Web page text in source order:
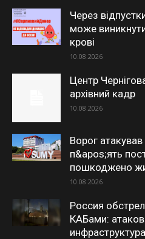
Через
може
крові
10.08.2026
Центр
архівний кадр
10.08.2026
Ворог
п&apos;ять
пошкоджено
10.08.2026
Россия
КАБами: